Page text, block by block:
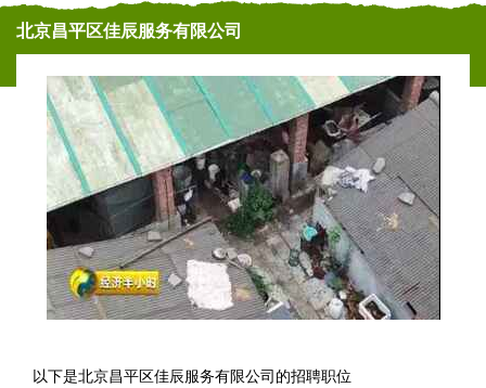
北京昌平区佳辰服务有限公司
以下是北京昌平区佳辰服务有限公司的招聘职位